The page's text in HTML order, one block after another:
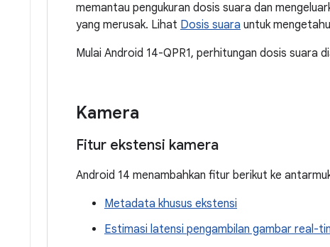
memantau pengukuran dosis suara dan
yang merusak. Lihat Dosis suara untuk
Mulai Android 14-QPR1, perhitungan dosis suara
Kamera
Fitur ekstensi kamera
Android 14 menambahkan fitur berikut ke
Metadata khusus ekstensi
Estimasi latensi pengambilan gambar real-